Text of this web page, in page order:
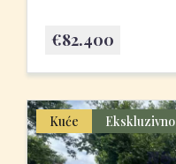
€82.400
Kuće Ekskluzivno